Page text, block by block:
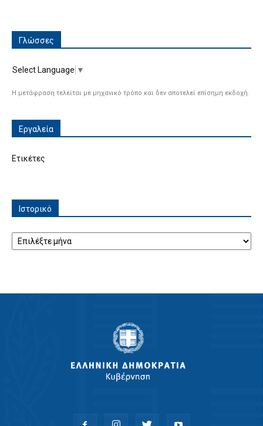
Γλώσσες
Select Language ▼
Η μετάφραση τελείται με μηχανικό τρόπο και δεν αποτελεί επίσημη εκδοχή.
Εργαλεία
Ετικέτες
Ιστορικό
Ιστορικό